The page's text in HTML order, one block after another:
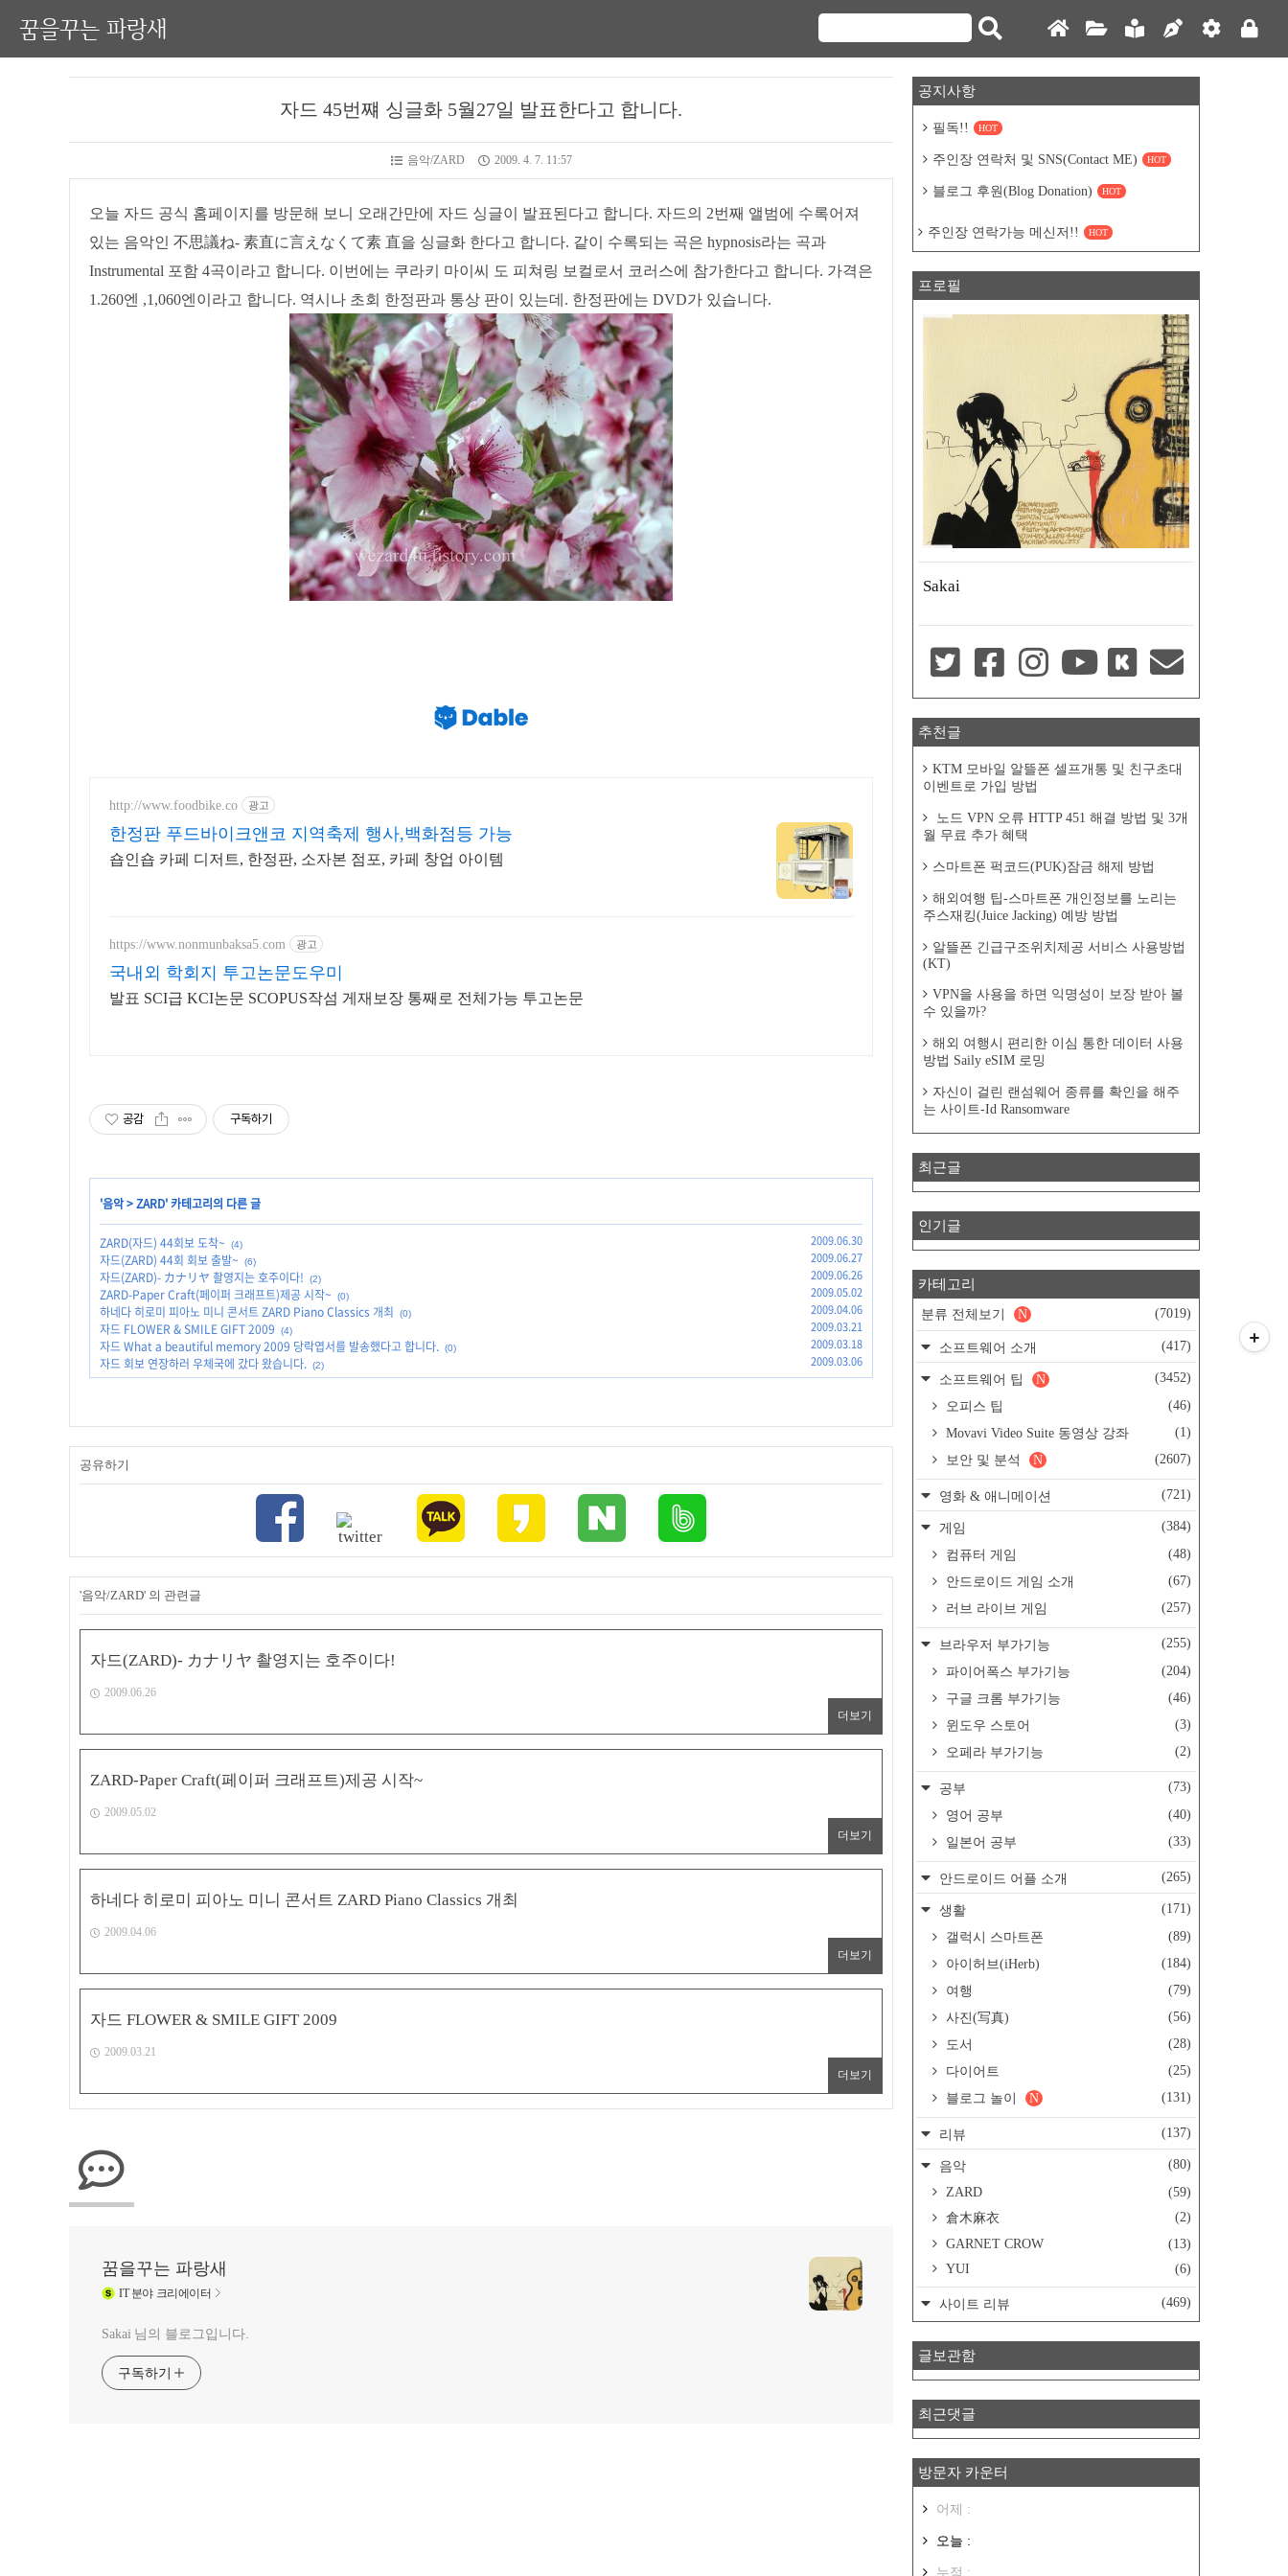
꿈을꾸는 파랑새
자드 45번쨰 싱글화 5월27일 발표한다고 합니다.
음악/ZARD 2009. 4. 7. 11:57
오늘 자드 공식 홈페이지를 방문해 보니 오래간만에 자드 싱글이 발표된다고 합니다. 자드의 2번째 앨범에 수록어져
있는 음악인 不思議ね- 素直に言えなくて素 直을 싱글화 한다고 합니다. 같이 수록되는 곡은 hypnosis라는 곡과
Instrumental 포함 4곡이라고 합니다. 이번에는 쿠라키 마이씨 도 피쳐링 보컬로서 코러스에 참가한다고 합니다. 가격은
1.260엔 ,1,060엔이라고 합니다. 역시나 초회 한정판과 통상 판이 있는데. 한정판에는 DVD가 있습니다.
http://www.foodbike.co 광고
한정판 푸드바이크앤코 지역축제 행사,백화점등 가능
숍인숍 카페 디저트, 한정판, 소자본 점포, 카페 창업 아이템
https://www.nonmunbaksa5.com 광고
국내외 학회지 투고논문도우미
발표 SCI급 KCI논문 SCOPUS작섬 게재보장 통째로 전체가능 투고논문
공감 구독하기
'음악>ZARD' 카테고리의 다른 글
ZARD(자드) 44회보 도착~ (4) 2009.06.30
자드(ZARD) 44회 회보 출발~ (6) 2009.06.27
자드(ZARD)- カナリヤ 촬영지는 호주이다! (2) 2009.06.26
ZARD-Paper Craft(페이퍼 크래프트)제공 시작~ (0) 2009.05.02
하네다 히로미 피아노 미니 콘서트 ZARD Piano Classics 개최 (0) 2009.04.06
자드 FLOWER & SMILE GIFT 2009 (4) 2009.03.21
자드 What a beautiful memory 2009 당락엽서를 발송했다고 합니다. (0) 2009.03.18
자드 회보 연장하러 우체국에 갔다 왔습니다. (2) 2009.03.06
공유하기
'음악/ZARD' 의 관련글
자드(ZARD)- カナリヤ 촬영지는 호주이다!
2009.06.26
더보기
ZARD-Paper Craft(페이퍼 크래프트)제공 시작~
2009.05.02
더보기
하네다 히로미 피아노 미니 콘서트 ZARD Piano Classics 개최
2009.04.06
더보기
자드 FLOWER & SMILE GIFT 2009
2009.03.21
더보기
꿈을꾸는 파랑새
IT분야 크리에이터
Sakai 님의 블로그입니다.
구독하기
공지사항
필독!! HOT
주인장 연락처 및 SNS(Contact ME) HOT
블로그 후원(Blog Donation) HOT
주인장 연락가능 메신저!! HOT
프로필
Sakai
추천글
KTM 모바일 알뜰폰 셀프개통 및 친구초대
이벤트로 가입 방법
노드 VPN 오류 HTTP 451 해결 방법 및 3개
월 무료 추가 혜택
스마트폰 퍽코드(PUK)잠금 해제 방법
해외여행 팁-스마트폰 개인정보를 노리는
주스재킹(Juice Jacking) 예방 방법
알뜰폰 긴급구조위치제공 서비스 사용방법
(KT)
VPN을 사용을 하면 익명성이 보장 받아 볼
수 있을까?
해외 여행시 편리한 이심 통한 데이터 사용
방법 Saily eSIM 로밍
자신이 걸린 랜섬웨어 종류를 확인을 해주
는 사이트-Id Ransomware
최근글
인기글
카테고리
분류 전체보기 (7019)
N
소프트웨어 소개 (417)
소프트웨어 팁 (3452)
N
오피스 팁
(46)
Movavi Video Suite 동영상 강좌
(1)
보안 및 분석
(2607)
N
영화 & 애니메이션 (721)
게임
(384)
컴퓨터 게임
(48)
안드로이드 게임 소개
(67)
러브 라이브 게임
(257)
브라우저 부가기능
(255)
파이어폭스 부가기능
(204)
구글 크롬 부가기능
(46)
윈도우 스토어
(3)
오페라 부가기능
(2)
공부
(73)
영어 공부
(40)
일본어 공부
(33)
안드로이드 어플 소개 (265)
생활
(171)
갤럭시 스마트폰
(89)
아이허브(iHerb)
(184)
여행
(79)
사진(写真)
(56)
도서
(28)
다이어트
(25)
블로그 놀이
(131)
N
리뷰 (137)
음악
(80)
ZARD
(59)
倉木麻衣
(2)
GARNET CROW
(13)
YUI
(6)
사이트 리뷰 (469)
글보관함
최근댓글
방문자 카운터
어제 :
오늘 :
누적 :